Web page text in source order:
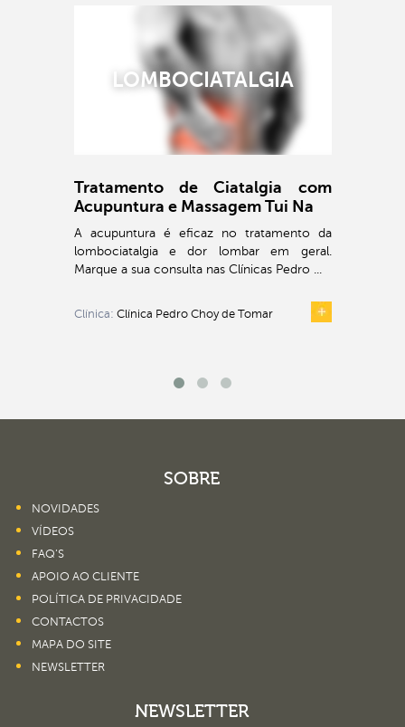
LOMBOCIATALGIA
Tratamento de Ciatalgia com
Acupuntura e Massagem Tui Na
A acupuntura é eficaz no tratamento da
lombociatalgia e dor lombar em geral.
Marque a sua consulta nas Clínicas Pedro ...
Clínica: Clínica Pedro Choy de Tomar
SOBRE
NOVIDADES
VÍDEOS
FAQ’S
APOIO AO CLIENTE
POLÍTICA DE PRIVACIDADE
CONTACTOS
MAPA DO SITE
NEWSLETTER
NEWSLETTER